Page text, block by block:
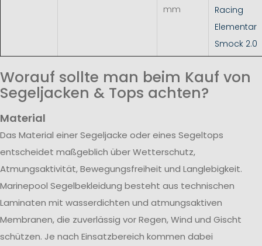
mm
Racing
Elementar
Smock 2.0
Worauf sollte man beim Kauf von
Segeljacken & Tops achten?
Material
Das Material einer Segeljacke oder eines Segeltops
entscheidet maßgeblich über Wetterschutz,
Atmungsaktivität, Bewegungsfreiheit und Langlebigkeit.
Marinepool Segelbekleidung besteht aus technischen
Laminaten mit wasserdichten und atmungsaktiven
Membranen, die zuverlässig vor Regen, Wind und Gischt
schützen. Je nach Einsatzbereich kommen dabei